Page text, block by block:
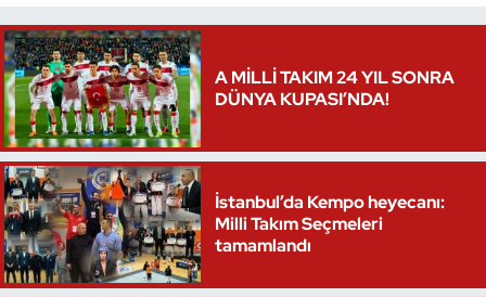
A MİLLİ TAKIM 24 YIL SONRA
DÜNYA KUPASI’NDA!
İstanbul’da Kempo heyecanı:
Milli Takım Seçmeleri
tamamlandı
Triatlon
Voleybol
Vücut Geliştirme Fitness
Wushu Kungfu
Yelken